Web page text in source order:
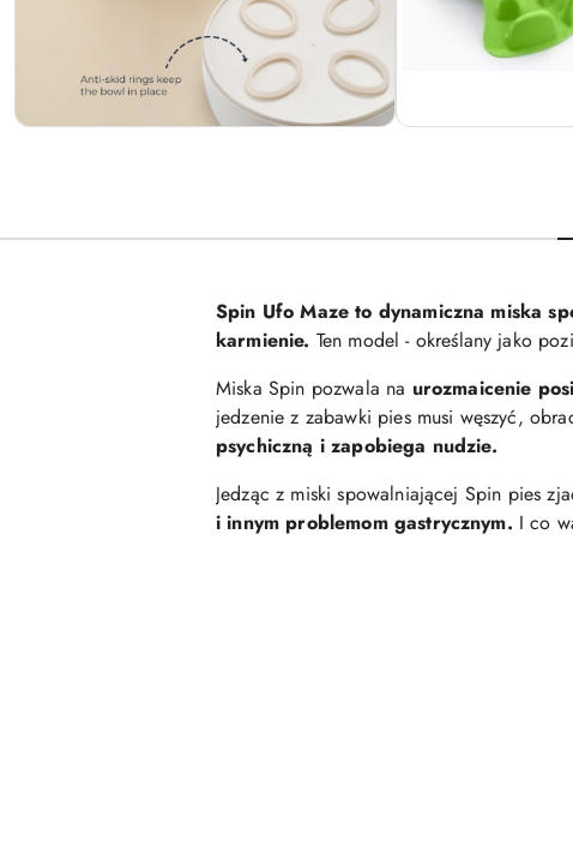
Spin Ufo Maze to dynamiczna miska
karmienie. Ten model - określany jako
Miska Spin pozwala na urozmaicenie
jedzenie z zabawki pies musi węszyć,
psychiczną i zapobiega nudzie.
Jedząc z miski spowalniającej Spin pies
i innym problemom gastrycznym. I co